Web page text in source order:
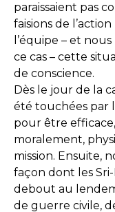
paraissaient pas
faisions de
l’équipe – et
ce cas – cette
de conscience.
Dès le jour de la
été touchées par
pour être
moralement,
mission. Ensuite,
façon dont les
debout au
de guerre civile,